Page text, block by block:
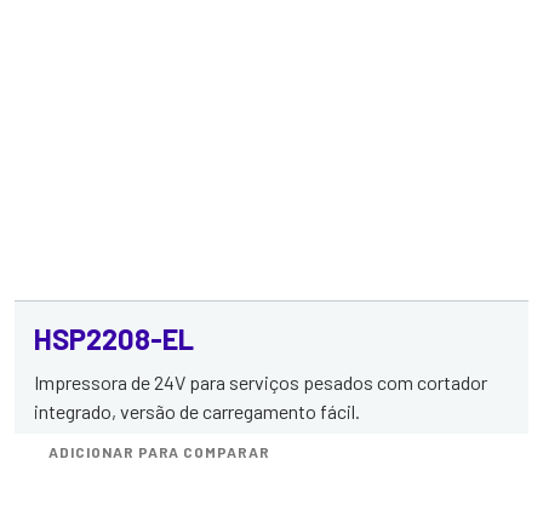
HSP2208-EL
Impressora de 24V para serviços pesados com cortador
integrado, versão de carregamento fácil.
ADICIONAR PARA COMPARAR